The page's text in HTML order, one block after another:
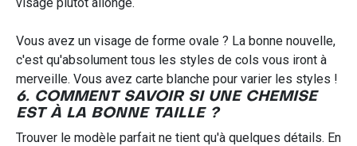
Vous avez un visage de forme ovale ? La bonne nouvelle,
c'est qu'absolument tous les styles de cols vous iront à
merveille. Vous avez carte blanche pour varier les styles !
6. COMMENT SAVOIR SI UNE CHEMISE
EST À LA BONNE TAILLE ?
Trouver le modèle parfait ne tient qu'à quelques détails. En